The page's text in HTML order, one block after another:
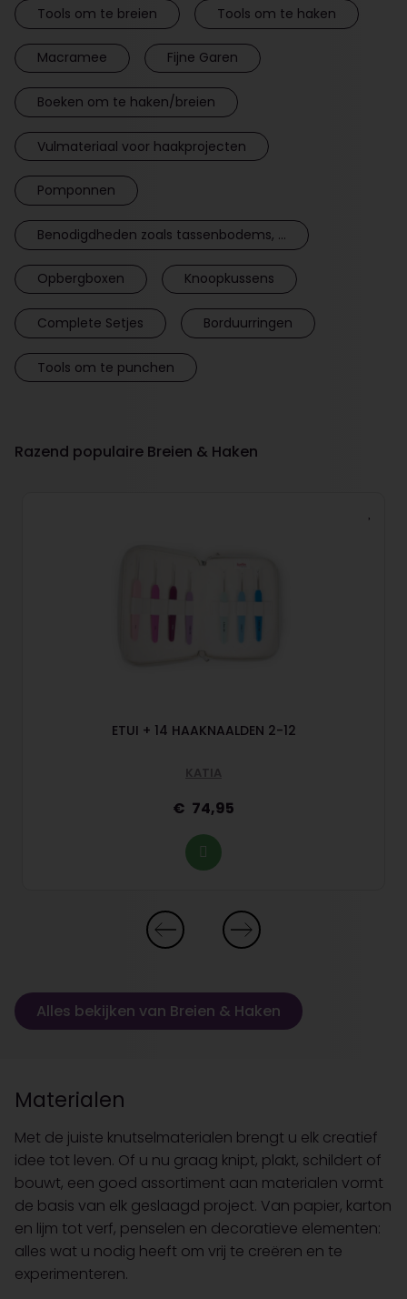
Tools om te breien Tools om te haken
Macramee Fijne Garen
Boeken om te haken/breien
Vulmateriaal voor haakprojecten
Pomponnen
Benodigdheden zoals tassenbodems, ...
Opbergboxen Knoopkussens
Complete Setjes Borduurringen
Tools om te punchen
Razend populaire Breien & Haken
ETUI + 14 HAAKNAALDEN 2-12
KATIA
74,95
Alles bekijken van Breien & Haken
Materialen
Met de juiste knutselmaterialen brengt u elk creatief
idee tot leven. Of u nu graag knipt, plakt, schildert of
bouwt, een goed assortiment aan materialen vormt
de basis van elk geslaagd project. Van papier, karton
en lijm tot verf, penselen en decoratieve elementen:
alles wat u nodig heeft om vrij te creëren en te
experimenteren.